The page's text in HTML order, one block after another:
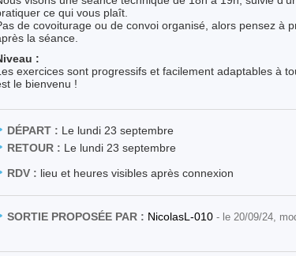
ce qui vous plaît.
de covoiturage ou de convoi organisé, alors pensez à
la séance.
:
exercices sont progressifs et facilement adaptables à
le bienvenu !
DÉPART : Le lundi 23 septembre
RETOUR : Le lundi 23 septembre
RDV : lieu et heures visibles après connexion
SORTIE PROPOSÉE PAR : NicolasL-010 - le 20/09/24,